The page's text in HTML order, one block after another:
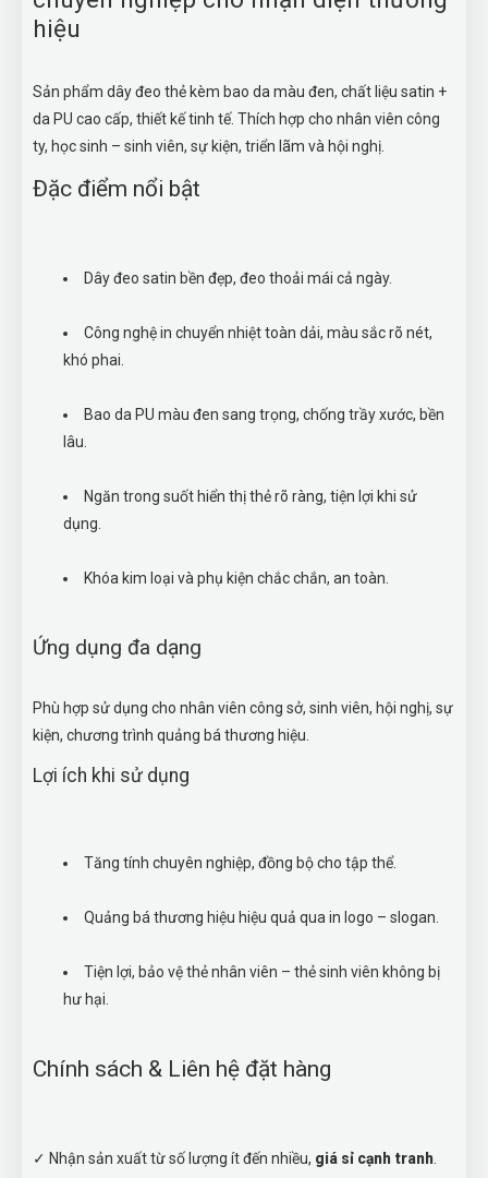
hiệu
Sản phẩm dây đeo thẻ kèm bao da màu đen, chất liệu satin +
da PU cao cấp, thiết kế tinh tế. Thích hợp cho nhân viên công
ty, học sinh – sinh viên, sự kiện, triển lãm và hội nghị.
Đặc điểm nổi bật
Dây đeo satin bền đẹp, đeo thoải mái cả ngày.
Công nghệ in chuyển nhiệt toàn dải, màu sắc rõ nét,
khó phai.
Bao da PU màu đen sang trọng, chống trầy xước, bền
lâu.
Ngăn trong suốt hiển thị thẻ rõ ràng, tiện lợi khi sử
dụng.
Khóa kim loại và phụ kiện chắc chắn, an toàn.
Ứng dụng đa dạng
Phù hợp sử dụng cho nhân viên công sở, sinh viên, hội nghị, sự
kiện, chương trình quảng bá thương hiệu.
Lợi ích khi sử dụng
Tăng tính chuyên nghiệp, đồng bộ cho tập thể.
Quảng bá thương hiệu hiệu quả qua in logo – slogan.
Tiện lợi, bảo vệ thẻ nhân viên – thẻ sinh viên không bị
hư hại.
Chính sách & Liên hệ đặt hàng
✓ Nhận sản xuất từ số lượng ít đến nhiều, giá sỉ cạnh tranh